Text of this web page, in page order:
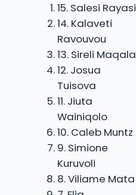
15. Salesi Rayasi
14. Kalaveti
Ravouvou
13. Sireli Maqala
12. Josua
Tuisova
11. Jiuta
Wainiqolo
10. Caleb Muntz
9. Simione
Kuruvoli
8. Viliame Mata